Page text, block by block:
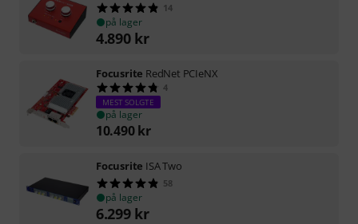
14
på lager
4.890 kr
Focusrite RedNet PCIeNX
4
MEST SOLGTE
på lager
10.490 kr
Focusrite ISA Two
58
på lager
6.299 kr